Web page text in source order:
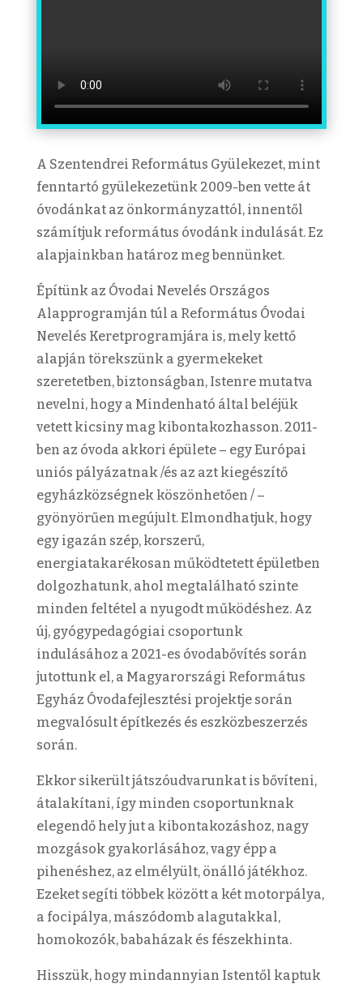
A Szentendrei Református Gyülekezet, mint
fenntartó gyülekezetünk 2009-ben vette át
óvodánkat az önkormányzattól, innentől
számítjuk református óvodánk indulását. Ez
alapjainkban határoz meg bennünket.
Építünk az Óvodai Nevelés Országos
Alapprogramján túl a Református Óvodai
Nevelés Keretprogramjára is, mely kettő
alapján törekszünk a gyermekeket
szeretetben, biztonságban, Istenre mutatva
nevelni, hogy a Mindenható által beléjük
vetett kicsiny mag kibontakozhasson. 2011-
ben az óvoda akkori épülete – egy Európai
uniós pályázatnak /és az azt kiegészítő
egyházközségnek köszönhetően / –
gyönyörűen megújult. Elmondhatjuk, hogy
egy igazán szép, korszerű,
energiatakarékosan működtetett épületben
dolgozhatunk, ahol megtalálható szinte
minden feltétel a nyugodt működéshez. Az
új, gyógypedagógiai csoportunk
indulásához a 2021-es óvodabővítés során
jutottunk el, a Magyarországi Református
Egyház Óvodafejlesztési projektje során
megvalósult építkezés és eszközbeszerzés
során.
Ekkor sikerült játszóudvarunkat is bővíteni,
átalakítani, így minden csoportunknak
elegendő hely jut a kibontakozáshoz, nagy
mozgások gyakorlásához, vagy épp a
pihenéshez, az elmélyült, önálló játékhoz.
Ezeket segíti többek között a két motorpálya,
a focipálya, mászódomb alagutakkal,
homokozók, babaházak és fészekhinta.
Hisszük, hogy mindannyian Istentől kaptuk